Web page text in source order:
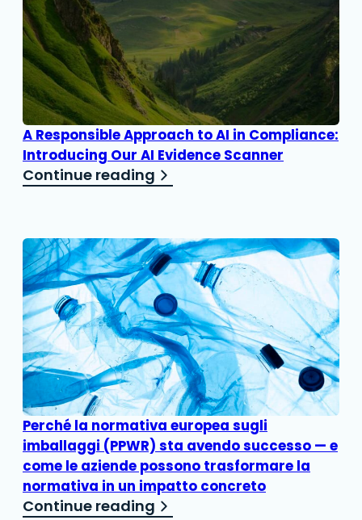
A Responsible Approach to AI in Compliance:
Introducing Our AI Evidence Scanner
Continue reading
Perché la normativa europea sugli
imballaggi (PPWR) sta avendo successo — e
come le aziende possono trasformare la
normativa in un impatto concreto
Continue reading